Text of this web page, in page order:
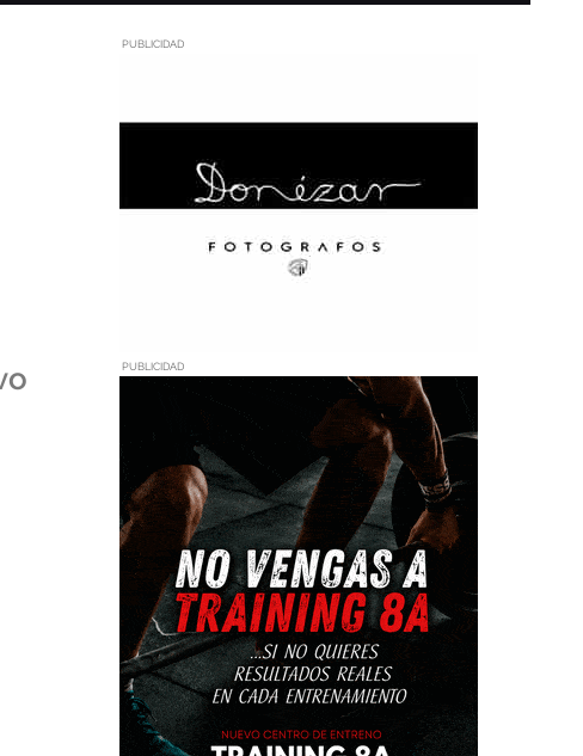
PUBLICIDAD
PUBLICIDAD